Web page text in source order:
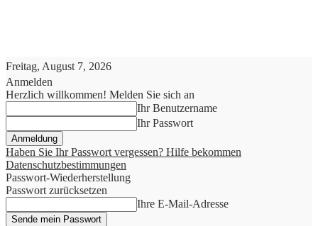
Freitag, August 7, 2026
Anmelden
Herzlich willkommen! Melden Sie sich an
Ihr Benutzername
Ihr Passwort
Haben Sie Ihr Passwort vergessen? Hilfe bekommen
Datenschutzbestimmungen
Passwort-Wiederherstellung
Passwort zurücksetzen
Ihre E-Mail-Adresse